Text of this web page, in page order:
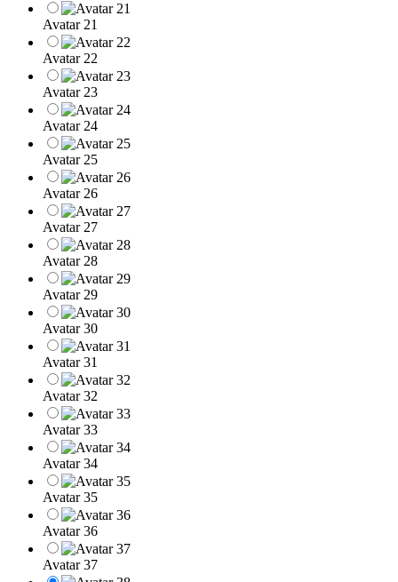
Avatar 21
Avatar 22
Avatar 23
Avatar 24
Avatar 25
Avatar 26
Avatar 27
Avatar 28
Avatar 29
Avatar 30
Avatar 31
Avatar 32
Avatar 33
Avatar 34
Avatar 35
Avatar 36
Avatar 37